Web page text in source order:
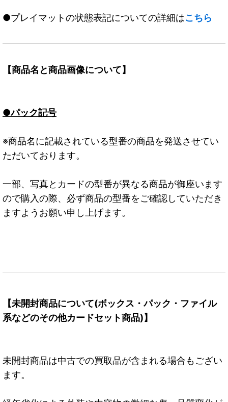
●プレイマットの状態表記についての詳細はこちら
【商品名と商品画像について】
●パック記号
※商品名に記載されている型番の商品を発送させてい
ただいております。
一部、写真とカードの型番が異なる商品が御座います
ので購入の際、必ず商品の型番をご確認していただき
ますようお願い申し上げます。
【未開封商品について(ボックス・パック・ファイル
系などのその他カードセット商品)】
未開封商品は中古での買取品が含まれる場合もござい
ます。